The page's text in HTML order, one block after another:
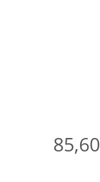
85,60